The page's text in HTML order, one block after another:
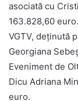
asociată cu
163.828,60 euro.
VGTV, deținută
Georgiana
Eveniment de
Dicu Adriana
euro.